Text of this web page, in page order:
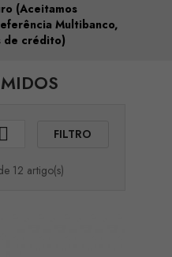
(Aceitamos
Multibanco,
de crédito)
 FILTRO
12 artigo(s)